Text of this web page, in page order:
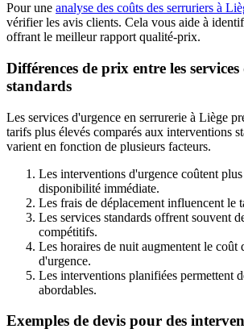
Pour une analyse des coûts des serruriers à
vérifier les avis clients. Cela vous aide à
offrant le meilleur rapport qualité-prix.
Différences de prix entre les
standards
Les services d'urgence en serrurerie à Liège
tarifs plus élevés comparés aux interventions
varient en fonction de plusieurs facteurs.
Les interventions d'urgence coûtent
disponibilité immédiate.
Les frais de déplacement influencent le
Les services standards offrent souvent
compétitifs.
Les horaires de nuit augmentent le coût
d'urgence.
Les interventions planifiées permettent
abordables.
Exemples de devis pour des